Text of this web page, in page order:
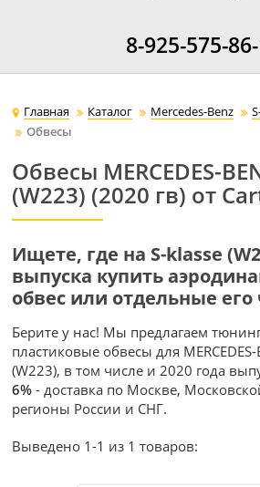
8-925-575-
Главная Каталог Mercedes-Benz
Обвесы
Обвесы MERCEDES-
(W223) (2020 гв) от
Ищете, где на S-klasse
выпуска купить
обвес или отдельные его
Берите у нас! Мы предлагаем
пластиковые обвесы для MERCEDES-
(W223), в том числе и 2020 года
6% - доставка по Москве,
регионы России и СНГ.
Выведено 1-1 из 1 товаров: